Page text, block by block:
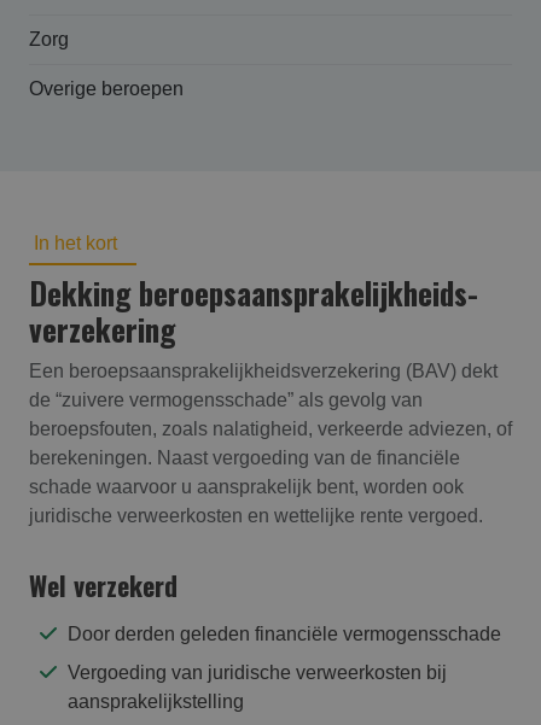
Zorg
Overige beroepen
In het kort
Dekking beroepsaansprakelijk­heids­
verzekering
Een beroepsaansprakelijkheidsverzekering (BAV) dekt
de “zuivere vermogensschade” als gevolg van
beroepsfouten, zoals nalatigheid, verkeerde adviezen, of
berekeningen. Naast vergoeding van de financiële
schade waarvoor u aansprakelijk bent, worden ook
juridische verweerkosten en wettelijke rente vergoed.
Wel verzekerd
Door derden geleden financiële vermogensschade
Vergoeding van juridische verweerkosten bij
aansprakelijkstelling